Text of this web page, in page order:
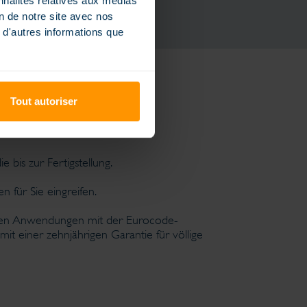
de notre site avec nos
informations que
Tout autoriser
bis zur Fertigstellung.
für Sie eingreifen.
Anwendungen mit der Eurocode-
einer zehnjährigen Garantie für völlige